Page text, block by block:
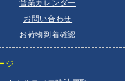
営業カレンダー
お問い合わせ
お荷物到着確認
ジ